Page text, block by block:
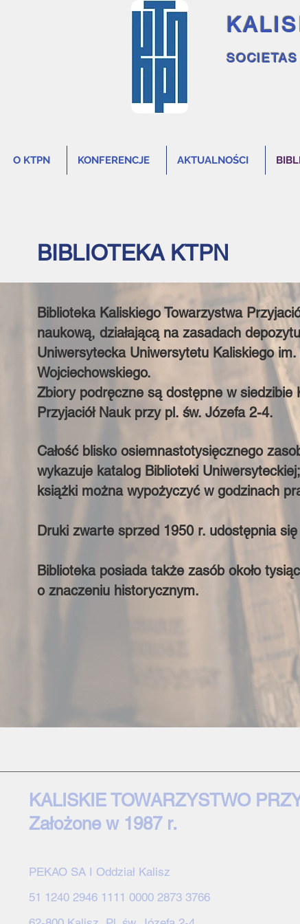
O KTPN KONFERENCJE AKTUALNOŚCI
BIBLIOTEKA KTPN
Biblioteka Kaliskiego Towarzystwa
naukową, działającą na zasadach
Uniwersytecka Uniwersytetu Kaliskiego im.
Wojciechowskiego.
Zbiory podręczne są dostępne w siedzibie
Przyjaciół Nauk przy pl. św. Józefa 2-4.
Całość blisko osiemnastotysięcznego
wykazuje katalog Biblioteki Uniwersyteckiej;
książki można wypożyczyć w godzinach
Druki zwarte sprzed 1950 r. udostępnia się
Biblioteka posiada także zasób około
o znaczeniu historycznym.
KALISKIE TOWARZYSTWO
Założone w 1987 r.
PEKAO SA I Oddział Kalisz
51 1240 2946 1111 0000 2873 3766